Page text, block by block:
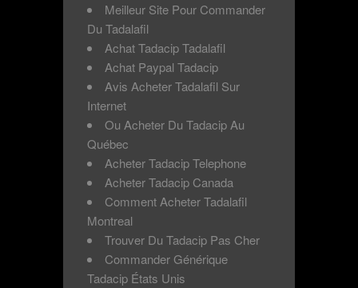
Meilleur Site Pour Commander
Du Tadalafil
Achat Tadacip Tadalafil
Achat Paypal Tadacip
Avis Acheter Tadalafil Sur
Internet
Ou Acheter Du Tadacip Au
Québec
Acheter Tadacip Telephone
Acheter Tadacip Canada
Comment Acheter Tadalafil
Montreal
Trouver Du Tadacip Pas Cher
Commander Générique
Tadacip États Unis